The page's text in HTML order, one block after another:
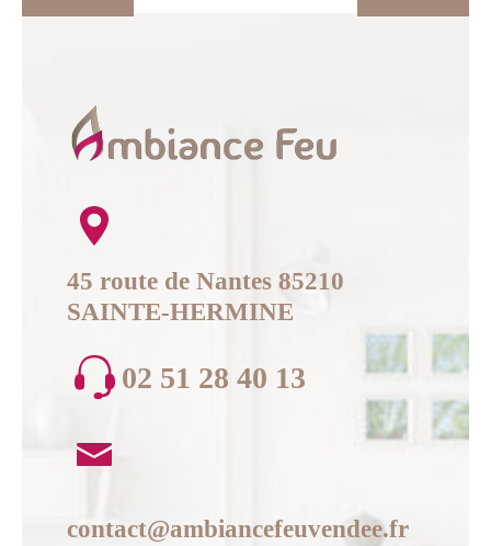
45 route de Nantes 85210
SAINTE-HERMINE
02 51 28 40 13
contact@ambiancefeuvendee.fr